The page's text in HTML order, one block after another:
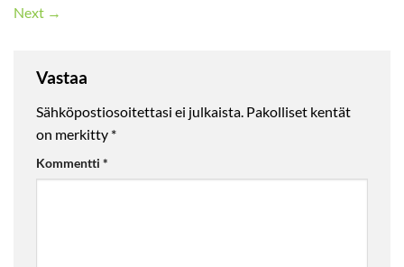
Next →
Vastaa
Sähköpostiosoitettasi ei julkaista. Pakolliset kentät
on merkitty *
Kommentti *